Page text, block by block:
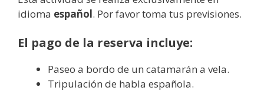
idioma español. Por favor toma tus previsiones.
El pago de la reserva incluye:
Paseo a bordo de un catamarán a vela.
Tripulación de habla española.